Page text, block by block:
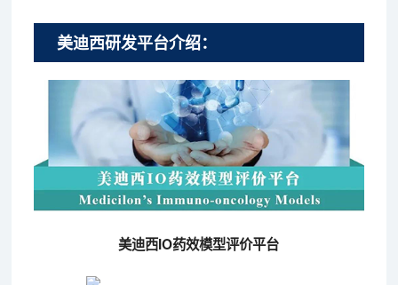
美迪西研发平台介绍：
美迪西IO药效模型评价平台